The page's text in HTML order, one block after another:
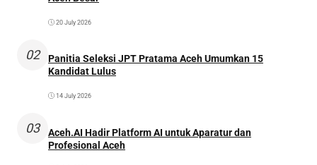
20 July 2026
02
Panitia Seleksi JPT Pratama Aceh Umumkan 15
Kandidat Lulus
14 July 2026
03
Aceh.AI Hadir Platform AI untuk Aparatur dan
Profesional Aceh